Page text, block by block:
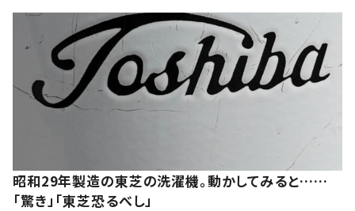
昭和29年製造の東芝の洗濯機。動かしてみると……
「驚き」「東芝恐るべし」